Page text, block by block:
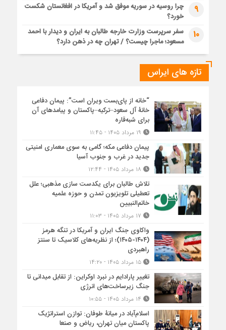
9
چرا روسیه در سوریه موفق شد و آمریکا در افغانستان شکست
خورد؟
10
سفر سرپرست وزارت خارجه طالبان به ایران و دیدار با احمد
مسعود؛ ماجرا چیست؟ / تهران چه در ذهن دارد؟
تازه های ایراس
“خانه از پای‌بست ویران است”: پیمان دفاعی
خانۀ آل سعود–ترکیه–پاکستان و پیامدهای آن
برای شبه‌قاره
پیمان دفاعی مکه؛ گامی به سوی معماری امنیتی
جدید در غرب و جنوب آسیا
تلاش طالبان برای یکدست سازی مذهبی؛ علل
تعطیلی تلویزیون تمدن و حوزه علمیه
خاتم‌النبیین
واکاوی جنگ ایران و آمریکا در تنگه هرمز
(۱۴۰۴-۱۴۰۵)؛ از نظریه‌های کلاسیک تا سنتز
راهبردی
۱۵ مرداد ۱۴۰۵ - ۱۴:۲۰
تغییر پارادایم در نبرد اوکراین: از تقابل میدانی تا
جنگ زیرساخت‌های انرژی
اسلام‌آباد در میانۀ طوفان: توازن استراتژیک
پاکستان میان تهران، ریاض و صنعا